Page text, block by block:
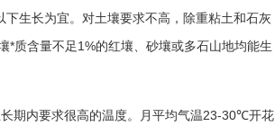
下生长为宜。对土壤要求不高，除重粘土和石灰
*质含量不足1%的红壤、砂壤或多石山地均能生
期内要求很高的温度。月平均气温23-30℃开花